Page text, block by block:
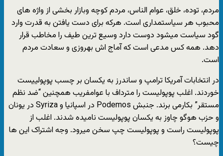
مردم، توده، خلق، عوام الناس، مردم کوچه وبازار بخشی از واژه های
محبوب هر سیاستمداری است. هرکه برای دست یافتن به قدرت وارد
گود سیاست میشود دوست دارد وسیع ترین طیف را مخاطب قرار
دهد. همه کس مدعی است که آماج اش بهروزی و سعادت مردم
است.
در انتخابات آمریکا ترامپ و ساندرز به یکسان بر چسب پوپولییست
خوردند. اغلب پوپولیست را مترداف با عوامفریب همچنین “ضد نظم
مستقر” بکارمی برند. جنبش Podemos در اسپانیا و
Syriza در یونان
و حزب هوگو چاوز به یکسان پوپولیست نامیده شدند. اغلب از
پوپولیست راست و پوپولیست چپ سخن میرود. وجه اشتراک این ها
چیست؟